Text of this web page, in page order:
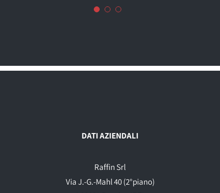
DATI AZIENDALI
Raffin Srl
Via J.-G.-Mahl 40 (2°piano)